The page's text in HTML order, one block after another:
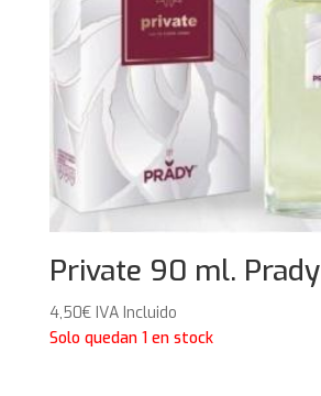
Private 90 ml. Prady
4,50€ IVA Incluido
Solo quedan 1 en stock